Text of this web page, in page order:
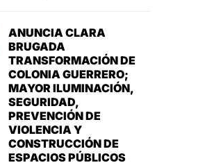
ANUNCIA CLARA
BRUGADA
TRANSFORMACIÓN DE
COLONIA GUERRERO;
MAYOR ILUMINACIÓN,
SEGURIDAD,
PREVENCIÓN DE
VIOLENCIA Y
CONSTRUCCIÓN DE
ESPACIOS PÚBLICOS